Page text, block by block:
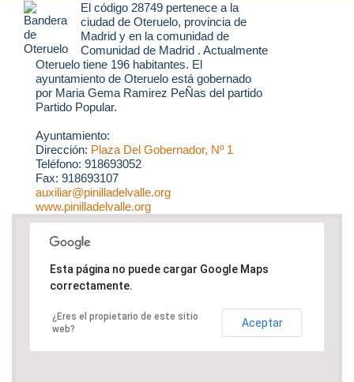
El código 28749 pertenece a la
ciudad de Oteruelo, provincia de
Madrid y en la comunidad de
Comunidad de Madrid . Actualmente
Oteruelo tiene 196 habitantes. El
ayuntamiento de Oteruelo está gobernado
por Maria Gema Ramirez PeÑas del partido
Partido Popular.
Ayuntamiento:
Dirección: Plaza Del Gobernador, Nº 1
Teléfono: 918693052
Fax: 918693107
auxiliar@pinilladelvalle.org
www.pinilladelvalle.org
Esta página no puede cargar Google Maps
correctamente.
¿Eres el propietario de este sitio
web?
Aceptar